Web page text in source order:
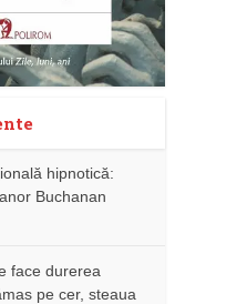
hipnotică:
Buchanan
face durerea
pe cer, steaua